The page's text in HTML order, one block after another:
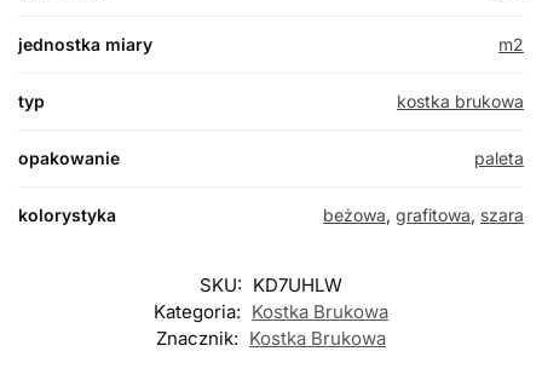
jednostka miary m2
typ kostka brukowa
opakowanie paleta
kolorystyka beżowa, grafitowa, szara
SKU: KD7UHLW
Kategoria: Kostka Brukowa
Znacznik: Kostka Brukowa